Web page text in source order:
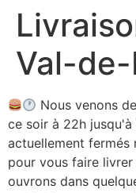
Aller
contenu
Val-
Nous venons
ce soir à 22h jusqu'à
actuellement fermés
pour vous faire
ouvrons dans